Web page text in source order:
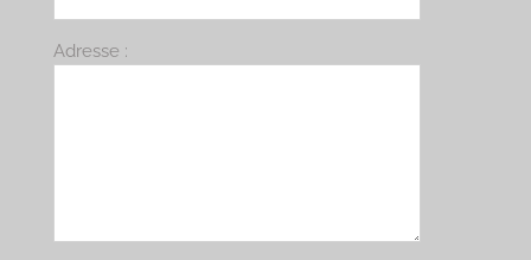
Adresse :